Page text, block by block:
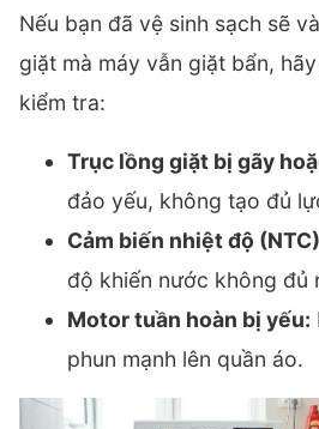
Nếu bạn đã vệ sinh sạch sẽ
giặt mà máy vẫn giặt bẩn,
kiểm tra:
Trục lồng giặt bị gãy
đảo yếu, không tạo đủ
Cảm biến nhiệt độ
độ khiến nước không đủ
Motor tuần hoàn bị yếu:
phun mạnh lên quần áo.